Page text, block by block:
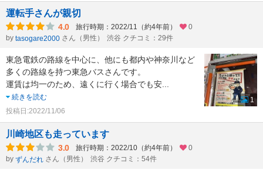
運転手さんが親切
4.0 旅行時期：2022/11（約4年前）
0
by tasogare2000 さん（男性） 渋谷 クチコミ：29件
東急電鉄の路線を中心に、他にも都内や神奈川など
多くの路線を持つ東急バスさんです。
運賃は均一のため、遠くに行く場合でも安
続きを読む
投稿日:2022/11/06
1
川崎地区も走っています
3.0 旅行時期：2022/10（約4年前）
0
by ずんだれ さん（男性） 渋谷 クチコミ：54件